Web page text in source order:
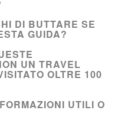
DI BUTTARE SE
GUIDA?
UN TRAVEL
OLTRE 100
UTILI O